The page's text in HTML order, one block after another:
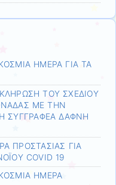
ΗΜΕΡΑ ΓΙΑ ΤΑ
ΤΟΥ ΣΧΕΔΙΟΥ
ΜΕ ΤΗΝ
ΣΥΓΓΡΑΦΕΑ ΔΑΦΝΗ
ΠΡΟΣΤΑΣΙΑΣ ΓΙΑ
COVID 19
ΗΜΕΡΑ